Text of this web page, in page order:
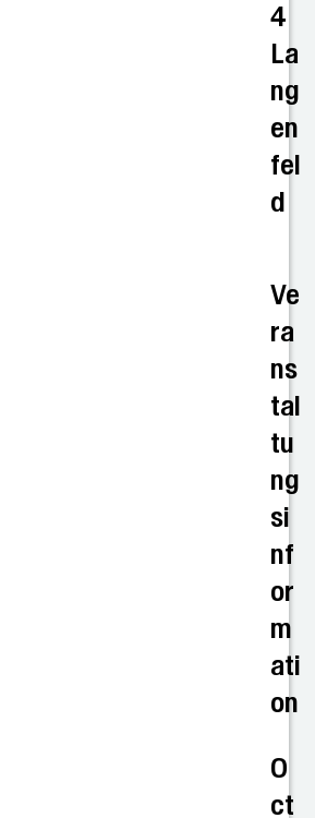
4
La
ng
en
fel
d
Ve
ra
ns
tal
tu
ng
si
nf
or
m
ati
on
O
ct